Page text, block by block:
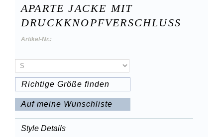
APARTE JACKE MIT
DRUCKKNOPFVERSCHLUSS
Artikel-Nr.:
Richtige Größe finden
Auf meine Wunschliste
Style Details